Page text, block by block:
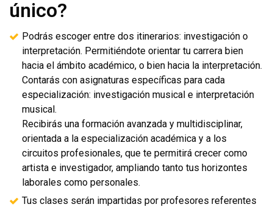
único?
Podrás escoger entre dos itinerarios: investigación o
interpretación. Permitiéndote orientar tu carrera bien
hacia el ámbito académico, o bien hacia la interpretación.
Contarás con asignaturas específicas para cada
especialización: investigación musical e interpretación
musical.
Recibirás una formación avanzada y multidisciplinar,
orientada a la especialización académica y a los
circuitos profesionales, que te permitirá crecer como
artista e investigador, ampliando tanto tus horizontes
laborales como personales.
Tus clases serán impartidas por profesores referentes